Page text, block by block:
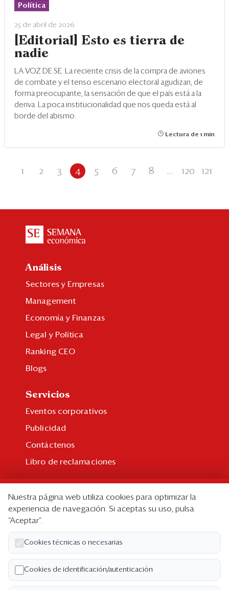
Política
25 de abril de 2026
[Editorial] Esto es tierra de
nadie
LA VOZ DE SE. La reciente crisis de la compra de aviones
de combate y el tenso escenario electoral agudizan, de
forma preocupante, la sensación de que el país está a la
deriva. La poca institucionalidad que nos queda está al
borde del abismo.
Lectura de 1 min
1 2 3 4 5 6 7 8 ... 120 121
Análisis
Sectores y Empresas
Management
Economía y Finanzas
Legal y Política
Ranking CEO
Blogs
Servicios
Eventos corporativos
Publicidad
Contáctenos
Libro de reclamaciones
Suscripción individual
Paquetes corporativos
Edición Impresa
Nosotros
Quiénes somos
Nuestra página web utiliza cookies para optimizar la
experiencia de navegación. Si aceptas su uso, pulsa
“Aceptar”.
Cookies técnicas o necesarias
Cookies de identificación/autenticación